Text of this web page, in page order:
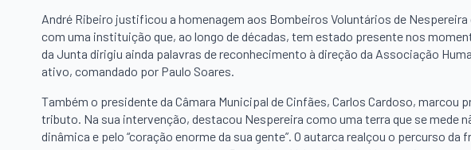
André Ribeiro justificou a homenagem aos Bombeiros Voluntários de
com uma instituição que, ao longo de décadas, tem estado presente nos
da Junta dirigiu ainda palavras de reconhecimento à direção da Associação
ativo, comandado por Paulo Soares.
Também o presidente da Câmara Municipal de Cinfães, Carlos Cardoso, marcou
tributo. Na sua intervenção, destacou Nespereira como uma terra que se mede
dinâmica e pelo “coração enorme da sua gente”. O autarca realçou o percurso